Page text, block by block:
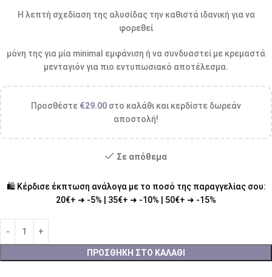
Η λεπτή σχεδίαση της αλυσίδας την καθιστά ιδανική για να
φορεθεί
μόνη της για μία minimal εμφάνιση ή να συνδυαστεί με κρεμαστά
μενταγιόν για πιο εντυπωσιακό αποτέλεσμα.
Προσθέστε €29.00 στο καλάθι και κερδίστε δωρεάν
αποστολή!
Σε απόθεμα
🛍️ Κέρδισε έκπτωση ανάλογα με το ποσό της παραγγελίας σου:
20€+ ➜ -5% | 35€+ ➜ -10% | 50€+ ➜ -15%
ΠΡΟΣΘΉΚΗ ΣΤΟ ΚΑΛΆΘΙ